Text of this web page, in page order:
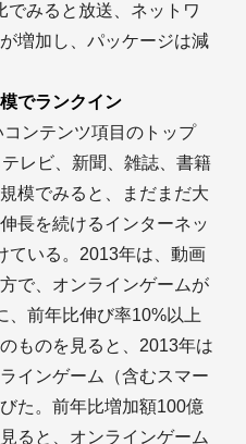
でみると放送、ネットワ
増加し、パッケージは減
でランクイン
ンテンツ項目のトップ
レビ、新聞、雑誌、書籍
模でみると、まだまだ大
長を続けるインターネッ
ている。2013年は、動画
で、オンラインゲームが
、前年比伸び率10%以上
ものを見ると、2013年は
インゲーム（含むスマー
た。前年比増加額100億
ると、オンラインゲーム